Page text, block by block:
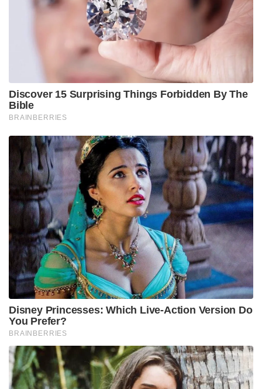
Discover 15 Surprising Things Forbidden By The
Bible
BRAINBERRIES
Disney Princesses: Which Live-Action Version Do
You Prefer?
BRAINBERRIES